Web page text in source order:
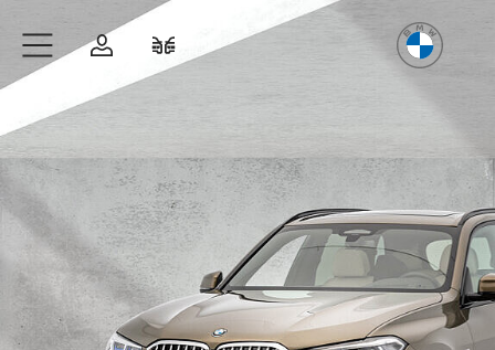
Zum Hauptinhalt springen
AnmeldenFahrzeugvergleich
Freude